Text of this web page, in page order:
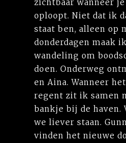
zichtbaar wanneer
oploopt. Niet dat ik
staat ben, alleen op
donderdagen maak
wandeling om
doen. Onderweg
en Aina. Wanneer
regent zit ik samen
bankje bij de haven.
we liever staan.
vinden het nieuwe